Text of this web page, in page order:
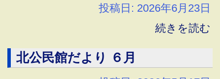
投稿日: 2026年6月23日
続きを読む
北公民館だより ６月